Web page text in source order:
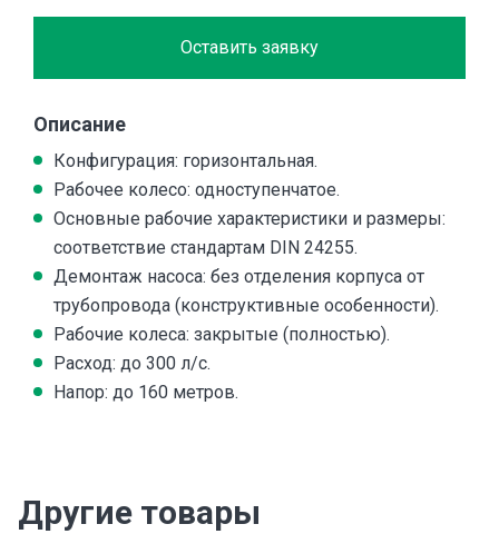
Оставить заявку
Описание
Конфигурация: горизонтальная.
Рабочее колесо: одноступенчатое.
Основные рабочие характеристики и размеры:
соответствие стандартам DIN 24255.
Демонтаж насоса: без отделения корпуса от
трубопровода (конструктивные особенности).
Рабочие колеса: закрытые (полностью).
Расход: до 300 л/с.
Напор: до 160 метров.
Другие товары